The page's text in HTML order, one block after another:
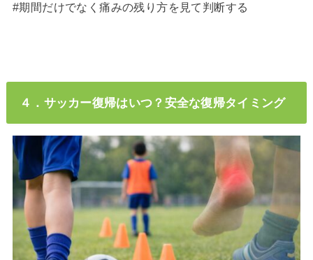
#期間だけでなく痛みの残り方を見て判断する
４．サッカー復帰はいつ？安全な復帰タイミング